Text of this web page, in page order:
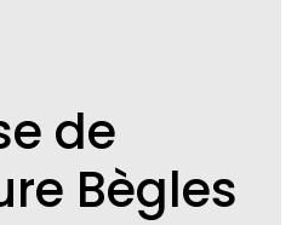
de
Bègles